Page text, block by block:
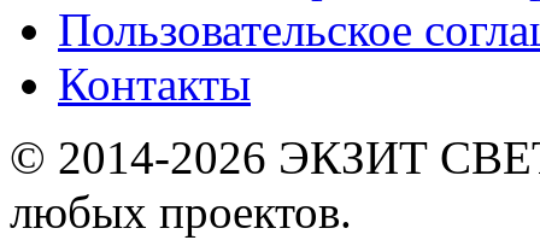
Пользовательское
Контакты
© 2014-2026 ЭКЗИТ
любых проектов.